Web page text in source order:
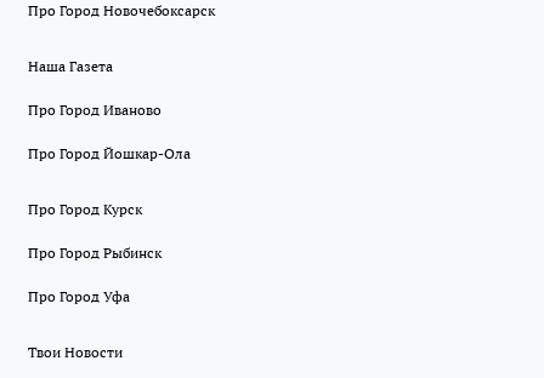
Про Город Новочебоксарск
Наша Газета
Про Город Иваново
Про Город Йошкар-Ола
Про Город Курск
Про Город Рыбинск
Про Город Уфа
Твои Новости